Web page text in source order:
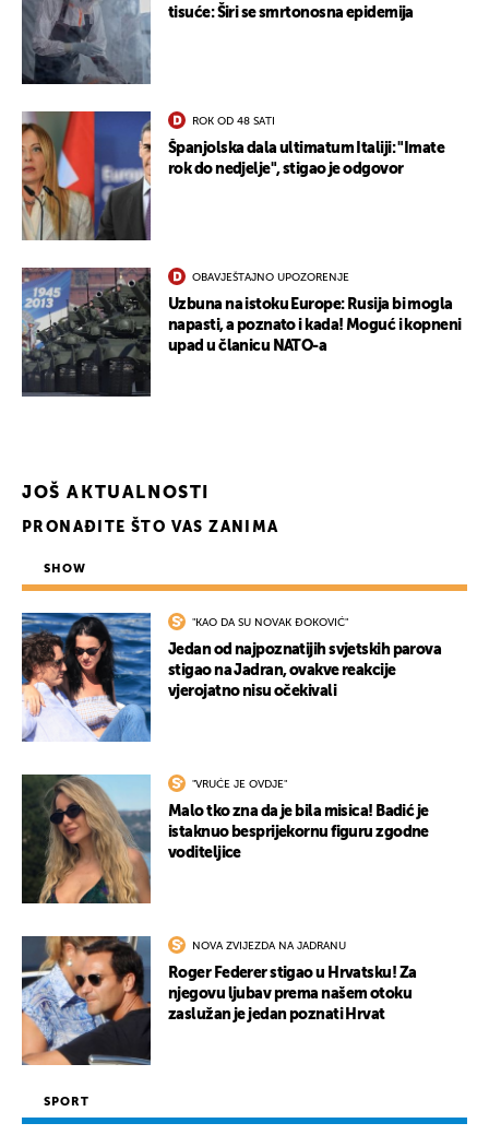
tisuće: Širi se smrtonosna epidemija
ROK OD 48 SATI
Španjolska dala ultimatum Italiji: "Imate
rok do nedjelje", stigao je odgovor
OBAVJEŠTAJNO UPOZORENJE
Uzbuna na istoku Europe: Rusija bi mogla
napasti, a poznato i kada! Moguć i kopneni
upad u članicu NATO-a
JOŠ AKTUALNOSTI
PRONAĐITE ŠTO VAS ZANIMA
SHOW
"KAO DA SU NOVAK ĐOKOVIĆ"
Jedan od najpoznatijih svjetskih parova
stigao na Jadran, ovakve reakcije
vjerojatno nisu očekivali
"VRUĆE JE OVDJE"
Malo tko zna da je bila misica! Badić je
istaknuo besprijekornu figuru zgodne
voditeljice
NOVA ZVIJEZDA NA JADRANU
Roger Federer stigao u Hrvatsku! Za
njegovu ljubav prema našem otoku
zaslužan je jedan poznati Hrvat
SPORT
UKLJUČITE NOTIFIKACIJE